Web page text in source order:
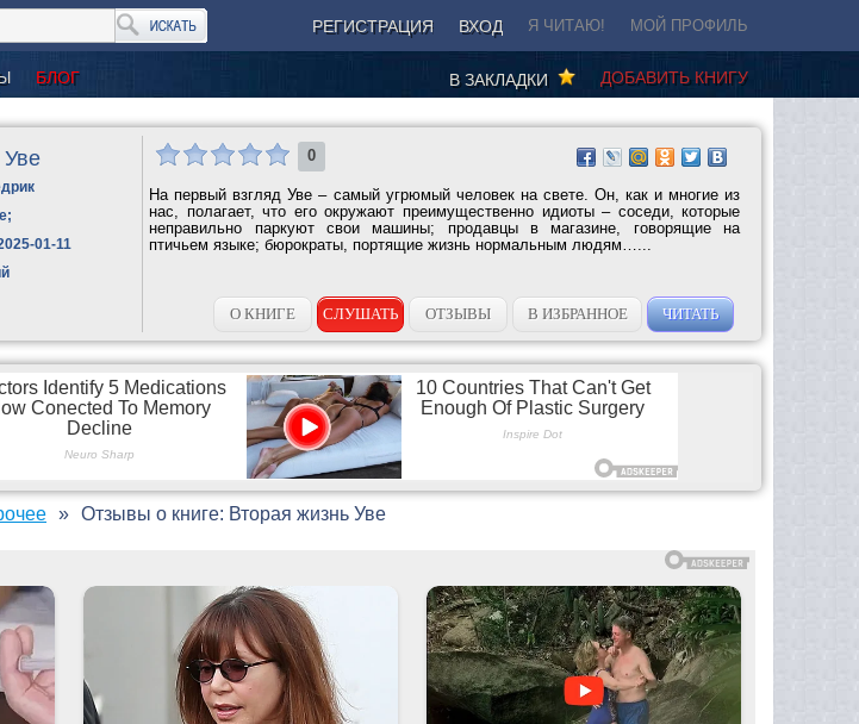
РЕГИСТРАЦИЯ ВХОД Я ЧИТАЮ! МОЙ ПРОФИЛЬ
БЛОГ ДОБАВИТЬ КНИГУ
В ЗАКЛАДКИ
Уве
;
01-11
0
На первый взгляд Уве – самый угрюмый человек на свете. Он, как и многие из
нас, полагает, что его окружают преимущественно идиоты – соседи, которые
неправильно паркуют свои машины; продавцы в магазине, говорящие на
птичьем языке; бюрократы, портящие жизнь нормальным людям…...
О КНИГЕ СЛУШАТЬ ОТЗЫВЫ В ИЗБРАННОЕ ЧИТАТЬ
Отзывы о книге: Вторая жизнь Уве